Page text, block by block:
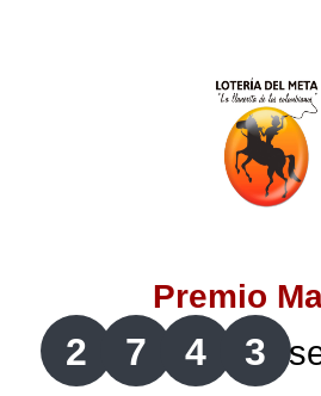
Lotería de Bogotá
Lotería de Risaralda
Lotería de Santander
Lotería del Cauca
Premio
2 7 4 3